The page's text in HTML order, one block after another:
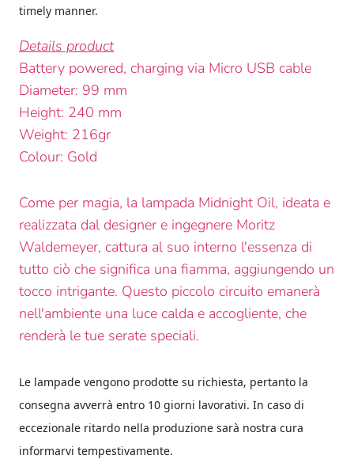
timely manner.
Details product
Battery powered, charging via Micro USB cable
Diameter: 99 mm
Height: 240 mm
Weight: 216gr
Colour: Gold
Come per magia, la lampada Midnight Oil, ideata e
realizzata dal designer e ingegnere Moritz
Waldemeyer, cattura al suo interno l'essenza di
tutto ciò che significa una fiamma, aggiungendo un
tocco intrigante. Questo piccolo circuito emanerà
nell'ambiente una luce calda e accogliente, che
renderà le tue serate speciali.
Le lampade vengono prodotte su richiesta, pertanto la
consegna avverrà entro 10 giorni lavorativi. In caso di
eccezionale ritardo nella produzione sarà nostra cura
informarvi tempestivamente.